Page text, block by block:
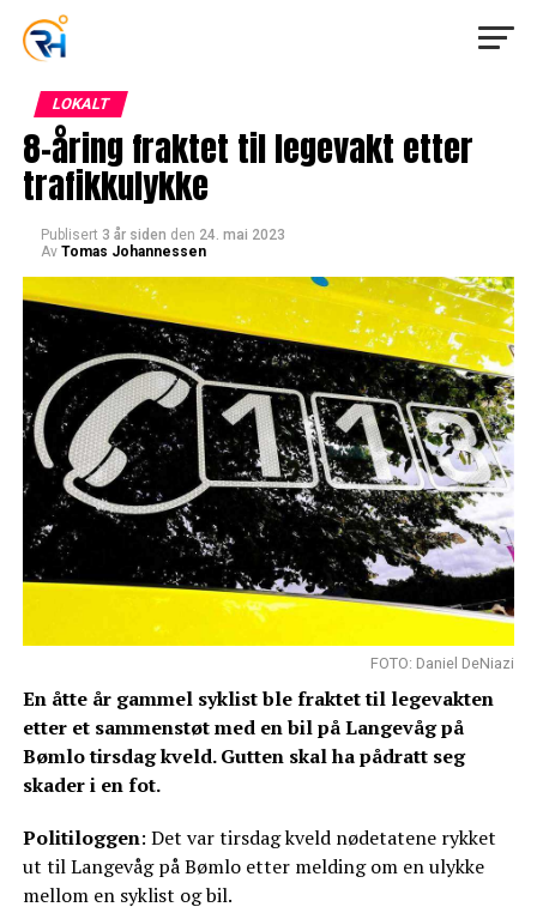
LOKALT
8-åring fraktet til legevakt etter
trafikkulykke
Publisert 3 år siden den 24. mai 2023
Av Tomas Johannessen
FOTO: Daniel DeNiazi
En åtte år gammel syklist ble fraktet til legevakten
etter et sammenstøt med en bil på Langevåg på
Bømlo tirsdag kveld. Gutten skal ha pådratt seg
skader i en fot.
Politiloggen: Det var tirsdag kveld nødetatene rykket
ut til Langevåg på Bømlo etter melding om en ulykke
mellom en syklist og bil.